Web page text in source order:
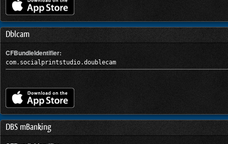
Dblcam
CFBundleIdentifier:
com.socialprintstudio.doublecam
DBS mBanking